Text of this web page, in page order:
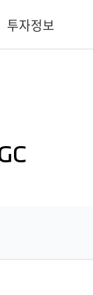
투자정보
공시